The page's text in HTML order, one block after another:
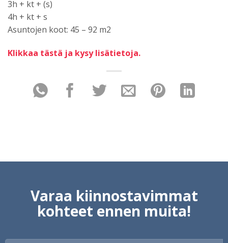
3h + kt + (s)
4h + kt + s
Asuntojen koot: 45 – 92 m2
Klikkaa tästä ja kysy lisätietoja.
Varaa kiinnostavimmat
kohteet ennen muita!